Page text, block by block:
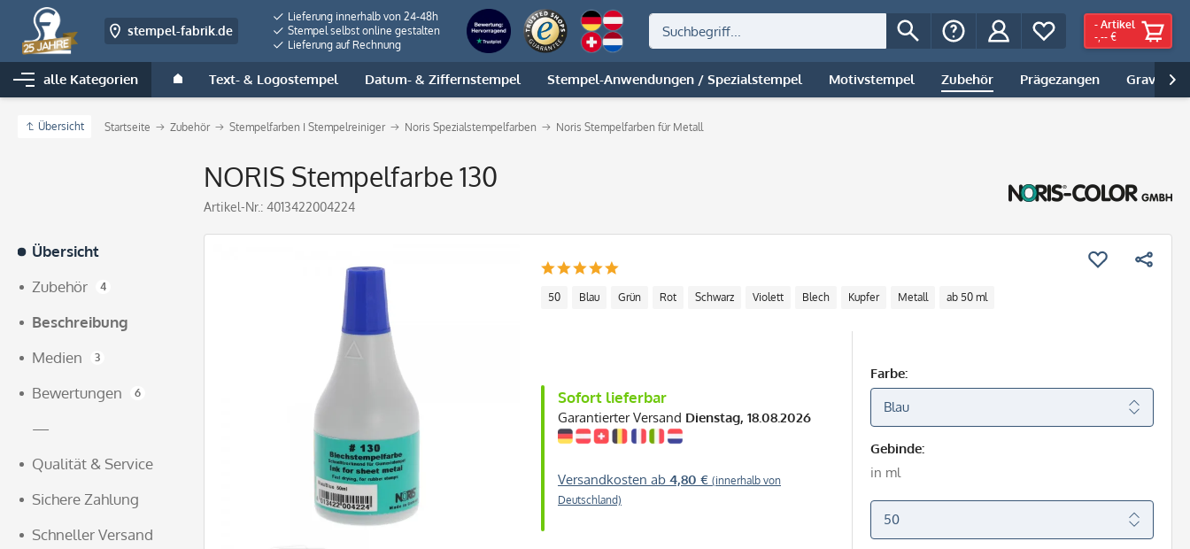
stempel-fabrik.de
Lieferung innerhalb von 24-48h
Stempel selbst online gestalten
Lieferung auf Rechnung
- Artikel
-,-- €
alle Kategorien Text- & Logostempel Datum- & Ziffernstempel Stempel-Anwendungen / Spezialstempel Motivstempel Zubehör Prägezangen Gravur |

Übersicht Startseite Zubehör Stempelfarben I Stempelreiniger Noris Spezialstempelfarben Noris Stempelfarben für Metall
NORIS Stempelfarbe 130
Artikel-Nr.: 4013422004224
Übersicht
Zubehör
4
Beschreibung
Medien
3
Bewertungen 6
—
Qualität & Service
Sichere Zahlung
Schneller Versand
50 Blau Grün Rot Schwarz Violett Blech Kupfer Metall ab 50 ml
Sofort lieferbar
Garantierter Versand Dienstag, 18.08.2026
Versandkosten ab 4,80 € (innerhalb von
Deutschland)
Farbe:
Gebinde:
in ml